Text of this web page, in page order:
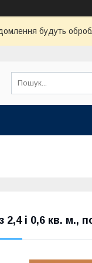
будуть
2,4 і 0,6 кв. м.,